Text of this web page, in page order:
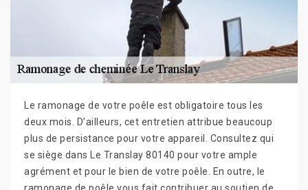
Le ramonage de votre poêle est obligatoire tous les
deux mois. D’ailleurs, cet entretien attribue beaucoup
plus de persistance pour votre appareil. Consultez qui
se siège dans Le Translay 80140 pour votre ample
agrément et pour le bien de votre poêle. En outre, le